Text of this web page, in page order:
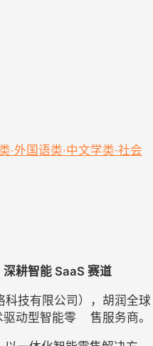
·外国语类·中文学类·社会
深耕智能 SaaS 赛道
技有限公司），胡润全球
型智能零    售服务商。